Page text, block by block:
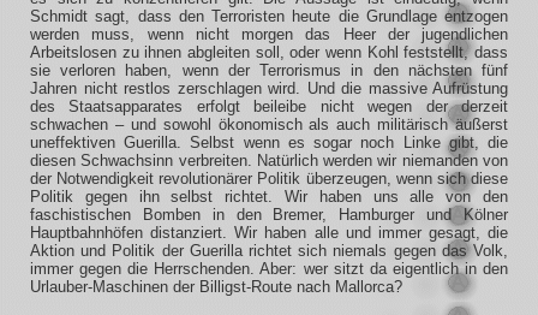
Schmidt sagt, dass den Terroristen heute die Grundlage entzogen
werden muss, wenn nicht morgen das Heer der jugendlichen
Arbeitslosen zu ihnen abgleiten soll, oder wenn Kohl feststellt, dass
sie verloren haben, wenn der Terrorismus in den nächsten fünf
Jahren nicht restlos zerschlagen wird. Und die massive Aufrüstung
des Staatsapparates erfolgt beileibe nicht wegen der derzeit
schwachen – und sowohl ökonomisch als auch militärisch äußerst
uneffektiven Guerilla. Selbst wenn es sogar noch Linke gibt, die
diesen Schwachsinn verbreiten. Natürlich werden wir niemanden von
der Notwendigkeit revolutionärer Politik überzeugen, wenn sich diese
Politik gegen ihn selbst richtet. Wir haben uns alle von den
faschistischen Bomben in den Bremer, Hamburger und Kölner
Hauptbahnhöfen distanziert. Wir haben alle und immer gesagt, die
Aktion und Politik der Guerilla richtet sich niemals gegen das Volk,
immer gegen die Herrschenden. Aber: wer sitzt da eigentlich in den
Urlauber-Maschinen der Billigst-Route nach Mallorca?